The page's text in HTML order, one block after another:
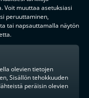
Voit muuttaa asetuksiasi
peruuttaminen,
tai napsauttamalla näytön
olevien tietojen
Sisällön tehokkuuden
peräisin olevien